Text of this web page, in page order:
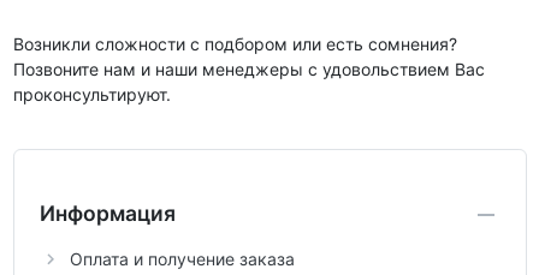
Возникли сложности с подбором или есть сомнения?
Позвоните нам и наши менеджеры с удовольствием Вас
проконсультируют.
Информация
Оплата и получение заказа